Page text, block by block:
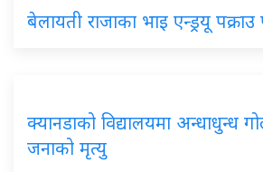
बेलायती राजाका भाइ एन्ड्रयू पक्राउ
क्यानडाको विद्यालयमा अन्धाधुन्ध
जनाको मृत्यु